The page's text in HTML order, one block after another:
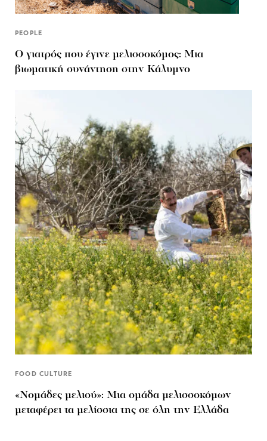
PEOPLE
Ο γιατρός που έγινε μελισσοκόμος: Μια
βιωματική συνάντηση στην Κάλυμνο
FOOD CULTURE
«Νομάδες μελιού»: Μια ομάδα μελισσοκόμων
μεταφέρει τα μελίσσια της σε όλη την Ελλάδα